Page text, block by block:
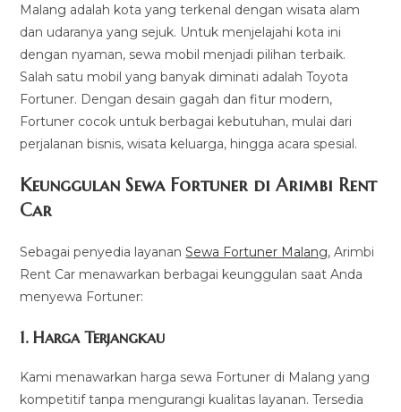
Malang adalah kota yang terkenal dengan wisata alam
dan udaranya yang sejuk. Untuk menjelajahi kota ini
dengan nyaman, sewa mobil menjadi pilihan terbaik.
Salah satu mobil yang banyak diminati adalah Toyota
Fortuner. Dengan desain gagah dan fitur modern,
Fortuner cocok untuk berbagai kebutuhan, mulai dari
perjalanan bisnis, wisata keluarga, hingga acara spesial.
Keunggulan Sewa Fortuner di Arimbi Rent
Car
Sebagai penyedia layananSewa Fortuner Malang, Arimbi
Rent Car menawarkan berbagai keunggulan saat Anda
menyewa Fortuner:
1.Harga Terjangkau
Kami menawarkan harga sewa Fortuner di Malang yang
kompetitif tanpa mengurangi kualitas layanan. Tersedia